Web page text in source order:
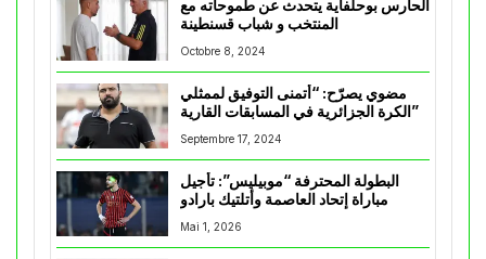
الحارس بوحلفاية يتحدث عن طموحاته مع
المنتخب و شباب قسنطينة
Octobre 8, 2024
مضوي يصرّح: “أتمنى التوفيق لممثلي
الكرة الجزائرية في المسابقات القارية”
Septembre 17, 2024
البطولة المحترفة “موبيليس”: تأجيل
مباراة إتحاد العاصمة وأتلتيك بارادو
Mai 1, 2026